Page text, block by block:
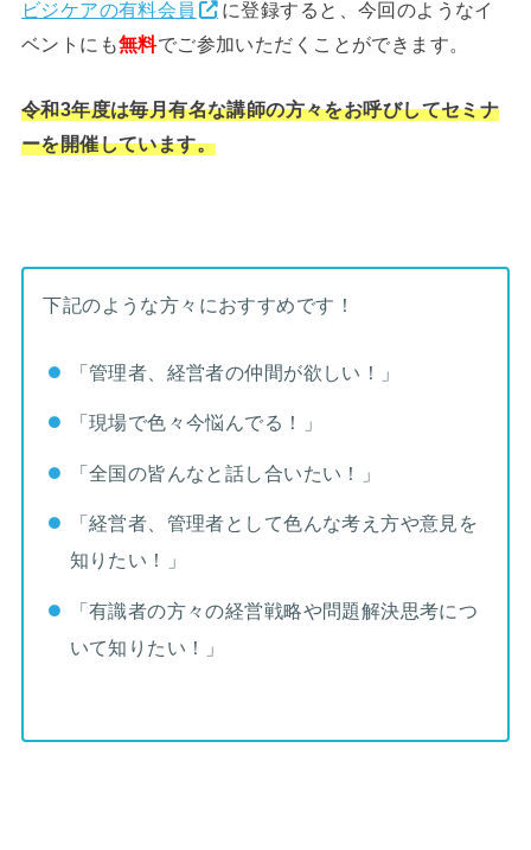
ビジケアの有料会員
に登録すると、今回のようなイ
ベントにも無料でご参加いただくことができます。
令和3年度は毎月有名な講師の方々をお呼びしてセミナ
ーを開催しています。
下記のような方々におすすめです！
「管理者、経営者の仲間が欲しい！」
「現場で色々今悩んでる！」
「全国の皆んなと話し合いたい！」
「経営者、管理者として色んな考え方や意見を
知りたい！」
「有識者の方々の経営戦略や問題解決思考につ
いて知りたい！」